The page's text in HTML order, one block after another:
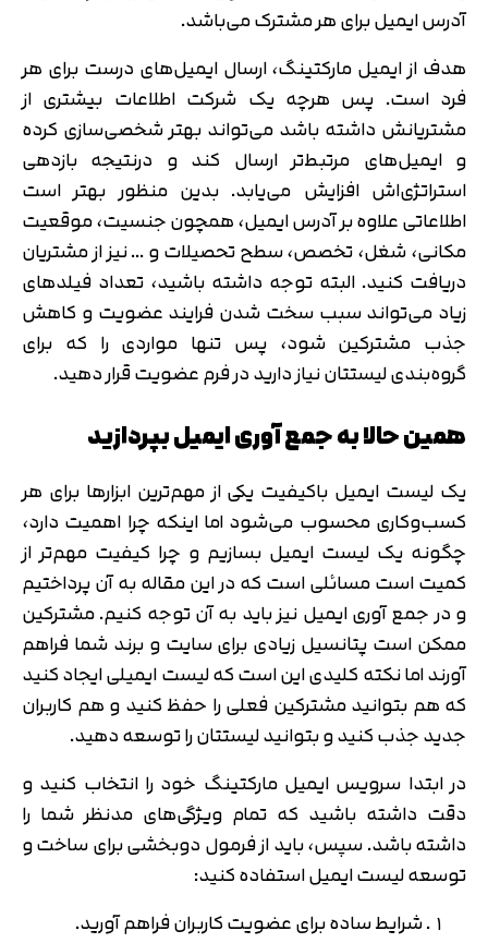
آدرس ایمیل برای هر مشترک می‌باشد.
هدف از ایمیل مارکتینگ، ارسال ایمیل‌های درست برای هر
فرد است. پس هرچه یک شرکت اطلاعات بیشتری از
مشتریانش داشته باشد می‌تواند بهتر شخصی‌سازی کرده
و ایمیل‌های مرتبط‌تر ارسال کند و درنتیجه بازدهی
استراتژی‌اش افزایش می‌یابد. بدین منظور بهتر است
اطلاعاتی علاوه بر آدرس ایمیل، همچون جنسیت، موقعیت
مکانی، شغل، تخصص، سطح تحصیلات و … نیز از مشتریان
دریافت کنید. البته توجه داشته باشید، تعداد فیلدهای
زیاد می‌تواند سبب سخت شدن فرایند عضویت و کاهش
جذب مشترکین شود، پس تنها مواردی را که برای
گروه‌بندی لیستتان نیاز دارید در فرم عضویت قرار دهید.
همین حالا به جمع آوری ایمیل بپردازید
یک لیست ایمیل باکیفیت یکی از مهم‌ترین ابزارها برای هر
کسب‌وکاری محسوب می‌شود اما اینکه چرا اهمیت دارد،
چگونه یک لیست ایمیل بسازیم و چرا کیفیت مهم‌تر از
کمیت است مسائلی است که در این مقاله به آن پرداختیم
و در جمع آوری ایمیل نیز باید به آن توجه کنیم. مشترکین
ممکن است پتانسیل زیادی برای سایت و برند شما فراهم
آورند اما نکته کلیدی این است که لیست ایمیلی ایجاد کنید
که هم بتوانید مشترکین فعلی را حفظ کنید و هم کاربران
جدید جذب کنید و بتوانید لیستتان را توسعه دهید.
در ابتدا سرویس ایمیل مارکتینگ خود را انتخاب کنید و
دقت داشته باشید که تمام ویژگی‌های مدنظر شما را
داشته باشد. سپس، باید از فرمول دوبخشی برای ساخت و
توسعه لیست ایمیل استفاده کنید:
شرایط ساده برای عضویت کاربران فراهم آورید.